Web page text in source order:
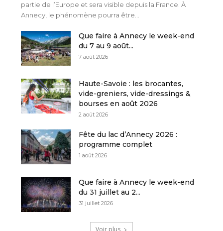
partie de l’Europe et sera visible depuis la France. À
Annecy, le phénomène pourra être...
Que faire à Annecy le week-end
du 7 au 9 août...
7 août 2026
Haute-Savoie : les brocantes,
vide-greniers, vide-dressings &
bourses en août 2026
2 août 2026
Fête du lac d’Annecy 2026 :
programme complet
1 août 2026
Que faire à Annecy le week-end
du 31 juillet au 2...
31 juillet 2026
Voir plus